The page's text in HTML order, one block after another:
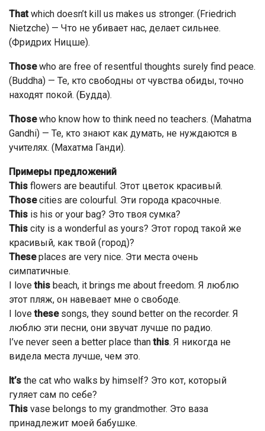
Thatwhich doesn’t kill us makes us stronger. (Friedrich
Nietzche) — Что не убивает нас, делает сильнее.
(Фридрих Ницше).
Thosewho are free of resentful thoughts surely find peace.
(Buddha) — Те, кто свободны от чувства обиды, точно
находят покой. (Будда).
Thosewho know how to think need no teachers. (Mahatma
Gandhi) — Те, кто знают как думать, не нуждаются в
учителях. (Махатма Ганди).
Примеры предложений
This flowers are beautiful. Этот цветок красивый.
Thosecities are colourful. Эти города красочные.
This is his or your bag? Это твоя сумка?
This city is a wonderful as yours? Этот город такой же
красивый, как твой (город)?
Theseplaces are very nice. Эти места очень
симпатичные.
I lovethis beach, it brings me about freedom. Я люблю
этот пляж, он навевает мне о свободе.
I lovethesesongs, they sound better on the recorder. Я
люблю эти песни, они звучат лучше по радио.
I’ve never seen a better place thanthis. Я никогда не
видела места лучше, чем это.
It’s the cat who walks by himself? Это кот, который
гуляет сам по себе?
This vase belongs to my grandmother. Это ваза
принадлежит моей бабушке.